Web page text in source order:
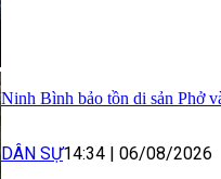
Ninh Bình bảo tồn di sản Phở
DÂN SỰ14:34 | 06/08/2026